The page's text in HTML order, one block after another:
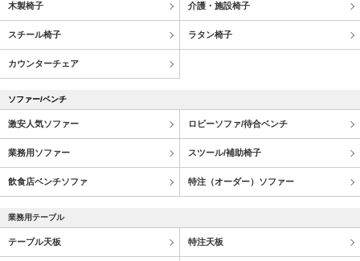
木製椅子 介護・施設椅子
スチール椅子 ラタン椅子
カウンターチェア
ソファー/ベンチ
激安人気ソファー ロビーソファ/待合ベンチ
業務用ソファー スツール/補助椅子
飲食店ベンチソファ 特注（オーダー）ソファー
業務用テーブル
テーブル天板 特注天板